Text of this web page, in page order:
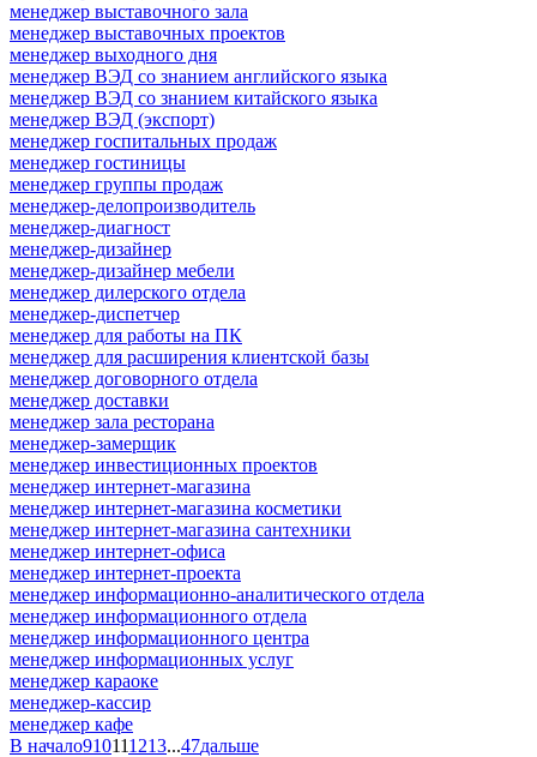
менеджер выставочного зала
менеджер выставочных проектов
менеджер выходного дня
менеджер ВЭД со знанием английского языка
менеджер ВЭД со знанием китайского языка
менеджер ВЭД (экспорт)
менеджер госпитальных продаж
менеджер гостиницы
менеджер группы продаж
менеджер-делопроизводитель
менеджер-диагност
менеджер-дизайнер
менеджер-дизайнер мебели
менеджер дилерского отдела
менеджер-диспетчер
менеджер для работы на ПК
менеджер для расширения клиентской базы
менеджер договорного отдела
менеджер доставки
менеджер зала ресторана
менеджер-замерщик
менеджер инвестиционных проектов
менеджер интернет-магазина
менеджер интернет-магазина косметики
менеджер интернет-магазина сантехники
менеджер интернет-офиса
менеджер интернет-проекта
менеджер информационно-аналитического отдела
менеджер информационного отдела
менеджер информационного центра
менеджер информационных услуг
менеджер караоке
менеджер-кассир
менеджер кафе
В начало910111213...47дальше